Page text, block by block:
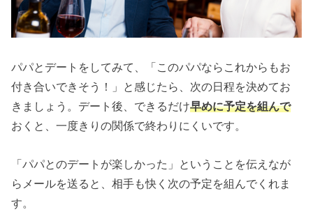
パパとデートをしてみて、「このパパならこれからもお
付き合いできそう！」と感じたら、次の日程を決めてお
きましょう。デート後、できるだけ早めに予定を組んで
おくと、一度きりの関係で終わりにくいです。
「パパとのデートが楽しかった」ということを伝えなが
らメールを送ると、相手も快く次の予定を組んでくれま
す。